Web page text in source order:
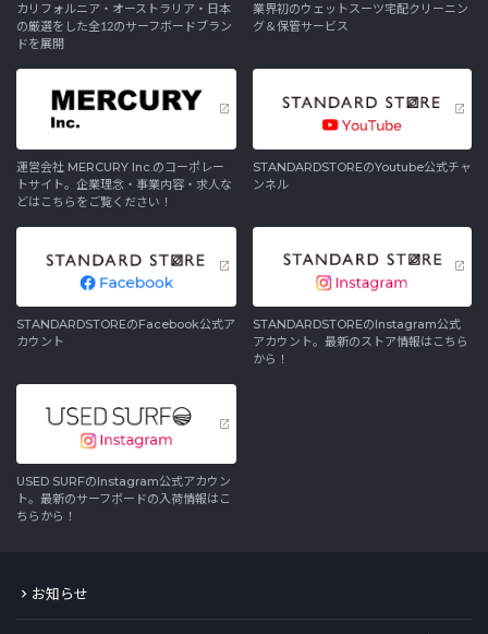
カリフォルニア・オーストラリア・日本
の厳選をした全12のサーフボードブラン
ドを展開
業界初のウェットスーツ宅配クリーニン
グ＆保管サービス
運営会社 MERCURY Inc.のコーポレー
トサイト。企業理念・事業内容・求人な
どはこちらをご覧ください！
STANDARDSTOREのYoutube公式チャ
ンネル
STANDARDSTOREのFacebook公式ア
カウント
STANDARDSTOREのInstagram公式
アカウント。最新のストア情報はこちら
から！
USED SURFのInstagram公式アカウン
ト。最新のサーフボードの入荷情報はこ
ちらから！
お知らせ